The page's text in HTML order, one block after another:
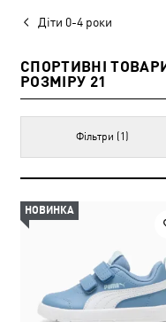
Діти 0-4 роки
СПОРТИВНІ
РОЗМІРУ 21
Фільтри (1)
НОВИНКА